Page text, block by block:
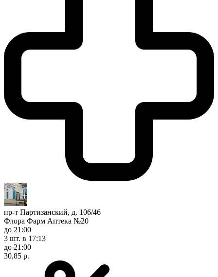
пр-т Партизанский, д. 106/46
Флора Фарм Аптека №20
до 21:00
3 шт. в 17:13
до 21:00
30,85 р.